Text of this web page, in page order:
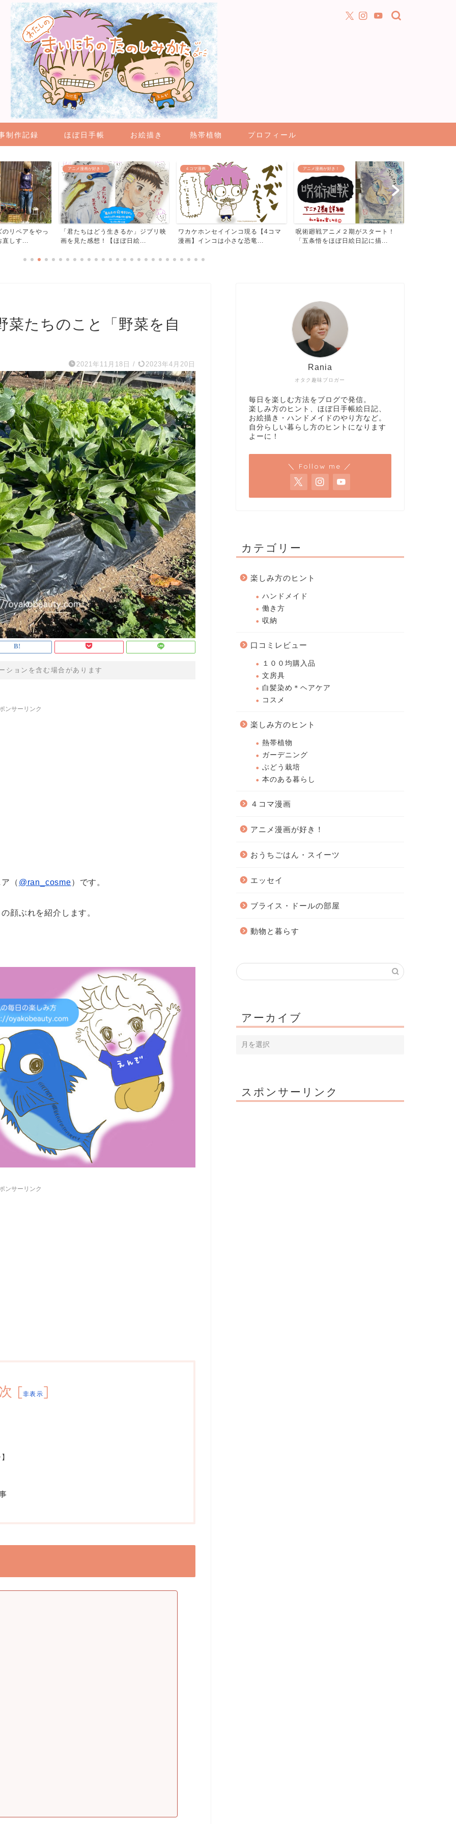
制作記録 ほぼ日手帳 お絵描き 熱帯植物 プロフィール
リペアをやっ
直しす...
アニメ漫画が好き！
「君たちはどう生きるか」ジブリ映
画を見た感想！【ほぼ日絵...
４コマ漫画
ワカケホンセイインコ現る【4コマ
漫画】インコは小さな恐竜...
アニメ漫画が好き！
呪術廻戦アニメ２期がスタート！
「五条悟をほぼ日絵日記に描...
菜たちのこと「野菜を自
2021年11月18日 / 2023年4月20日
ションを含む場合があります
ンサーリンク
（ @ran_cosme）です。
顔ぶれを紹介します。
ンサーリンク
[非表示]
オタク趣味ブロガー
Rania
毎日を楽しむ方法をブログで発信。
楽しみ方のヒント、ほぼ日手帳絵日記、
お絵描き・ハンドメイドのやり方など。
自分らしい暮らし方のヒントになります
よーに！
＼ Follow me ／
カテゴリー
楽しみ方のヒント
ハンドメイド
働き方
収納
口コミレビュー
１００均購入品
文房具
白髪染め＊ヘアケア
コスメ
楽しみ方のヒント
熱帯植物
ガーデニング
ぶどう栽培
本のある暮らし
４コマ漫画
アニメ漫画が好き！
おうちごはん・スイーツ
エッセイ
ブライス・ドールの部屋
動物と暮らす
アーカイブ
スポンサーリンク